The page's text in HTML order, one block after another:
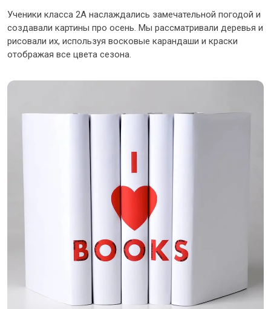
Ученики класса 2А наслаждались замечательной погодой и
создавали картины про осень. Мы рассматривали деревья и
рисовали их, используя восковые карандаши и краски
отображая все цвета сезона.